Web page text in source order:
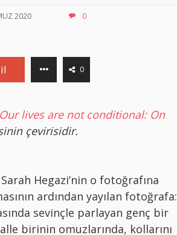
2020 0
0
Our lives are not conditional: On
çevirisidir.
Hegazi’nin o fotoğrafına
ardından yayılan fotoğrafa:
sevinçle parlayan genç bir
birinin omuzlarında, kollarını